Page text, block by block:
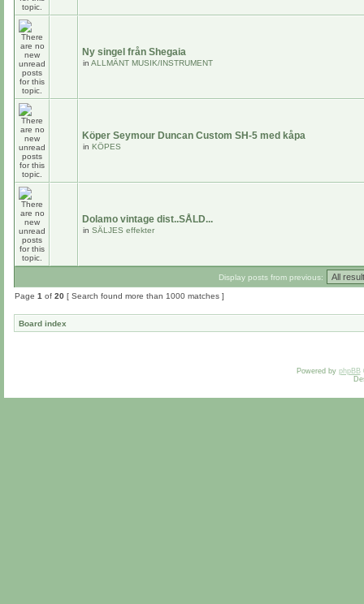
Ny singel från Shegaia
in ALLMÄNT MUSIK/INSTRUMENT
Köper Seymour Duncan Custom SH-5 med kåpa
in KÖPES
Dolamo vintage dist..SÅLD...
in SÄLJES effekter
Display posts from previous:
Page 1 of 20 [ Search found more than 1000 matches ]
Board index
Powered by phpBB